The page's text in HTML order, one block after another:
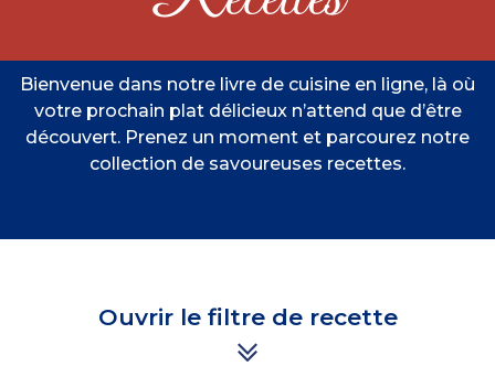
Bienvenue dans notre livre de cuisine en ligne, là où
votre prochain plat délicieux n’attend que d’être
découvert. Prenez un moment et parcourez notre
collection de savoureuses recettes.
Ouvrir le filtre de recette